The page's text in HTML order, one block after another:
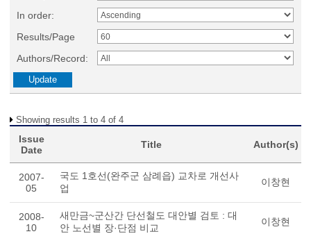
In order:
Results/Page
Authors/Record:
Showing results 1 to 4 of 4
Issue
Date
Title Author(s)
2007-
05
국도 1호선(완주군 삼례읍) 교차로 개선사
업
이창현
2008-
10
새만금~군산간 단선철도 대안별 검토 : 대
안 노선별 장·단점 비교
이창현